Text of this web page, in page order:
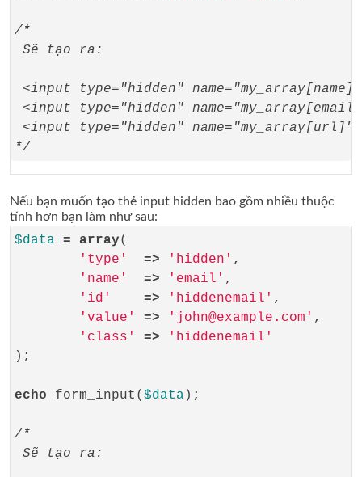
/*
Sẽ tạo ra:
<input type="hidden"
<input type="hidden"
<input type="hidden"
*/
Nếu bạn muốn tạo thẻ input hidden bao gồm nhiều thuộc
tính hơn bạn làm như sau:
$data = array(
'type'
=> 'hidden' ,
'name'
=> 'email' ,
'id'
=> 'hiddenemail' ,
'value'
=> 'john@example.com' ,
'class'
=>
'hiddenemail'
);
echo form_input( $data );
/*
Sẽ tạo ra: